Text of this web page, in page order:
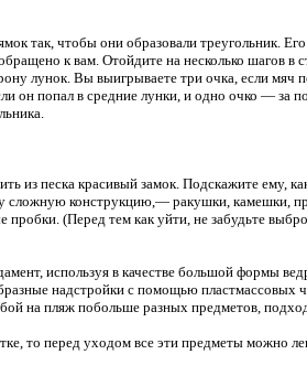
так, чтобы они образовали треугольник.
к вам. Отойдите на несколько шагов в
лунок. Вы выигрываете три очка, если мяч
он попал в средние лунки, и одно очко — за
из песка красивый замок. Подскажите ему,
сложную конструкцию,— ракушки, камешки,
(Перед тем как уйти, не забудьте
используя в качестве большой формы
надстройки с помощью пластмассовых
на пляж побольше разных предметов,
то перед уходом все эти предметы можно